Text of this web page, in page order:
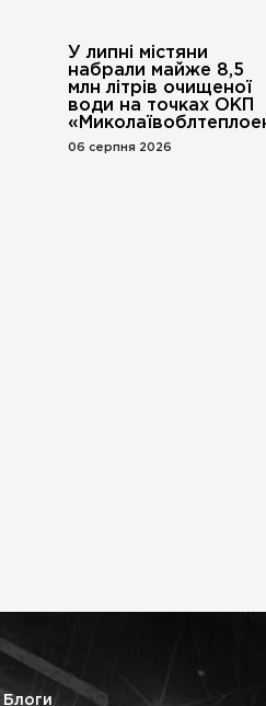
У липні містяни
набрали майже 8,5
млн літрів очищеної
води на точках ОКП
06 серпня 2026
Блоги